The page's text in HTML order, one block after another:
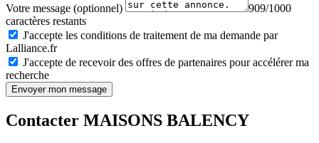
Votre message (optionnel)
909/1000
caractères restants
J'accepte les conditions de traitement de ma demande par
Lalliance.fr
J'accepte de recevoir des offres de partenaires pour accélérer ma
recherche
Envoyer mon message
Contacter MAISONS BALENCY